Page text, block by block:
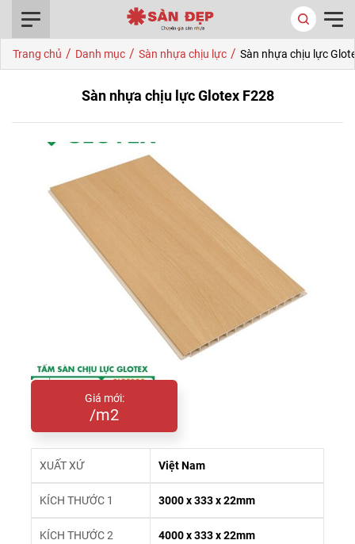
Trang chủ / Danh mục / Sàn nhựa chịu lực / Sàn nhựa chịu lực
Sàn nhựa chịu lực Glotex F228
Giá mới:
/m2
XUẤT XỨ Việt Nam
KÍCH THƯỚC 1 3000 x 333 x 22mm
KÍCH THƯỚC 2 4000 x 333 x 22mm